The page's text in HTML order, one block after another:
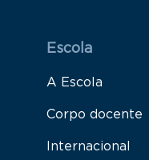
Escola
A Escola
Corpo docente
Internacional